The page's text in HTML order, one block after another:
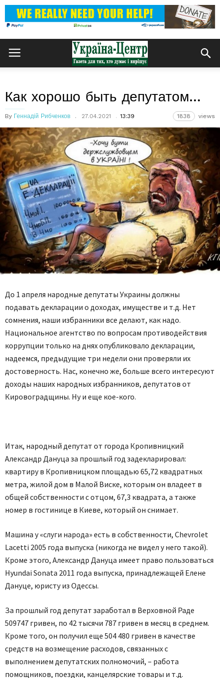
Как хорошо быть депутатом…
By Геннадій Рибченков 27.04.2021 13:39 1838 views
До 1 апреля народные депутаты Украины должны
подавать декларации о доходах, имуществе и т.д. Нет
сомнения, наши избранники все делают, как надо.
Национальное агентство по вопросам противодействия
коррупции только на днях опубликовало декларации,
надеемся, предыдущие три недели они проверяли их
достоверность. Нас, конечно же, больше всего интересуют
доходы наших народных избранников, депутатов от
Кировоградщины. Ну и еще кое-кого.
Итак, народный депутат от города Кропивницкий
Александр Дануца за прошлый год задекларировал:
квартиру в Кропивницком площадью 65,72 квадратных
метра, жилой дом в Малой Виске, которым он владеет в
общей собственности с отцом, 67,3 квадрата, а также
номер в гостинице в Киеве, который он снимает.
Машина у «слуги народа» есть в собственности, Chevrolet
Lacetti 2005 года выпуска (никогда не видел у него такой).
Кроме этого, Александр Дануца имеет право пользоваться
Hyundai Sonata 2011 года выпуска, принадлежащей Елене
Дануце, юристу из Одессы.
За прошлый год депутат заработал в Верховной Раде
509747 гривен, по 42 тысячи 787 гривен в месяц в среднем.
Кроме того, он получил еще 504 480 гривен в качестве
средств на возмещение расходов, связанных с
выполнением депутатских полномочий, – работа
помощников, поездки, канцелярские товары и т.д.